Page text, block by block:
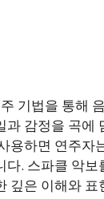
기법을 통해
감정을 곡에
용하면 연주자
. 스파클 악
깊은 이해와